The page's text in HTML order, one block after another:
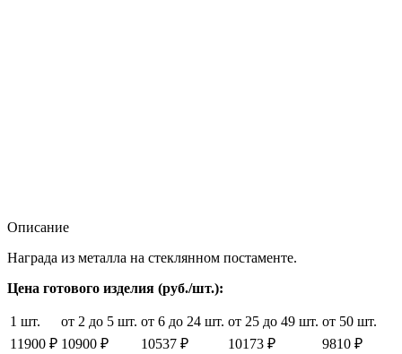
Описание
Награда из металла на стеклянном постаменте.
Цена готового изделия (руб./шт.):
1 шт. от 2 до 5 шт. от 6 до 24 шт. от 25 до 49 шт. от 50 шт.
11900 ₽ 10900 ₽ 10537 ₽ 10173 ₽
9810 ₽